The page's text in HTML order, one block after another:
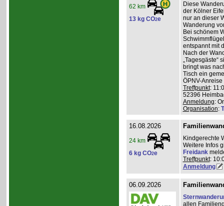
62 km
13 kg CO2e
Diese
der Kölner
nur an dieser
Wanderung
Bei schönem
entspannt mit
Nach der
„Tagesgäste“
bringt was
Tisch ein
ÖPNV-
Treffpunkt:
52396
Anmeldung:
Organisation:
16.08.2026
24 km
6 kg CO2e
Kindgerechte
Weitere Infos
Freidank
Treffpunkt:
Anmeldung
06.09.2026
allen